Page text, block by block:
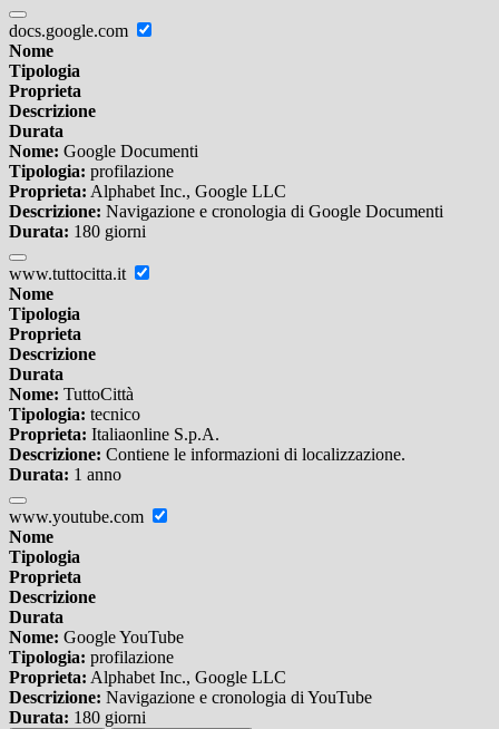
docs.google.com
Nome
Tipologia
Proprieta
Descrizione
Durata
Nome: Google Documenti
Tipologia: profilazione
Proprieta: Alphabet Inc., Google LLC
Descrizione: Navigazione e cronologia di Google Documenti
Durata: 180 giorni
www.tuttocitta.it
Nome
Tipologia
Proprieta
Descrizione
Durata
Nome: TuttoCittà
Tipologia: tecnico
Proprieta: Italiaonline S.p.A.
Descrizione: Contiene le informazioni di localizzazione.
Durata: 1 anno
www.youtube.com
Nome
Tipologia
Proprieta
Descrizione
Durata
Nome: Google YouTube
Tipologia: profilazione
Proprieta: Alphabet Inc., Google LLC
Descrizione: Navigazione e cronologia di YouTube
Durata: 180 giorni